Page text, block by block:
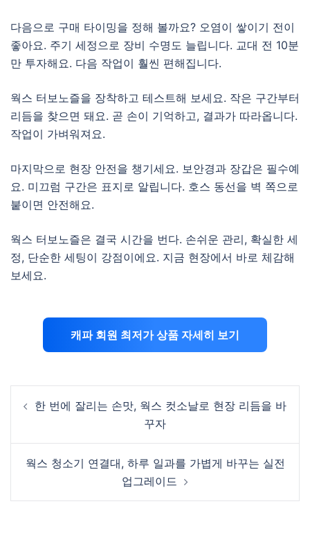
다음으로 구매 타이밍을 정해 볼까요? 오염이 쌓이기 전이
좋아요. 주기 세정으로 장비 수명도 늘립니다. 교대 전 10분
만 투자해요. 다음 작업이 훨씬 편해집니다.
웍스 터보노즐을 장착하고 테스트해 보세요. 작은 구간부터
리듬을 찾으면 돼요. 곧 손이 기억하고, 결과가 따라옵니다.
작업이 가벼워져요.
마지막으로 현장 안전을 챙기세요. 보안경과 장갑은 필수예
요. 미끄럼 구간은 표지로 알립니다. 호스 동선을 벽 쪽으로
붙이면 안전해요.
웍스 터보노즐은 결국 시간을 번다. 손쉬운 관리, 확실한 세
정, 단순한 세팅이 강점이에요. 지금 현장에서 바로 체감해
보세요.
캐파 회원 최저가 상품 자세히 보기
navigation
한 번에 잘리는 손맛, 웍스 컷소날로 현장 리듬을 바
꾸자
웍스 청소기 연결대, 하루 일과를 가볍게 바꾸는 실전
업그레이드